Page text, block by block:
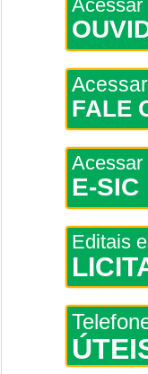
Acessar
Acessar
FALE
Acessar
E-SIC
Editais